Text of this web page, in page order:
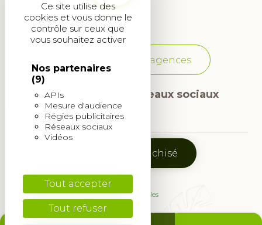
Ce site utilise des
cookies et vous donne le
contrôle sur ceux que
vous souhaitez activer
Nos partenaires
(9)
APIs
Mesure d'audience
Régies publicitaires
Réseaux sociaux
Vidéos
Tout accepter
Tout refuser
Paysagiste Martignas-sur-Jalle
Voir toutes les agences
Suivez-nous sur les réseaux sociaux
Icône
Facebook
Icône
Instagram
Devenir franchisé
Mentions légales